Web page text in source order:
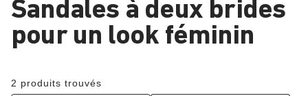
Sandales à deux brides
pour un look féminin
2 produits trouvés